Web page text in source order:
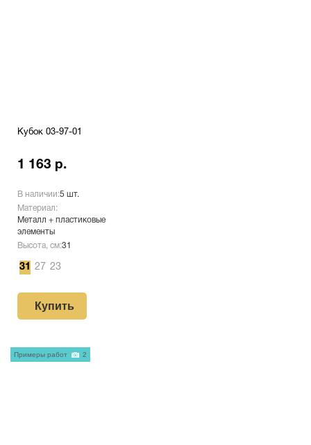
Кубок 03-97-01
1 163 р.
В наличии:5 шт.
Материал:
Металл + пластиковые
элементы
Высота, см:31
31 27 23
Купить
Примеры работ 2